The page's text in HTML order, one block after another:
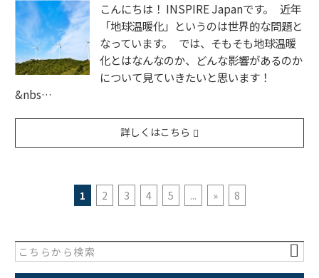
こんにちは！ INSPIRE Japanです。 近年
「地球温暖化」というのは世界的な問題と
なっています。 では、そもそも地球温暖
化とはなんなのか、どんな影響があるのか
について見ていきたいと思います！
&nbs…
詳しくはこちら
1 2 3 4 5 ... » 8